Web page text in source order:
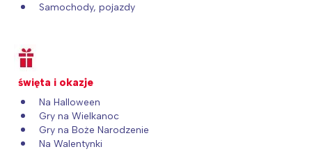
Samochody, pojazdy
święta i okazje
Na Halloween
Gry na Wielkanoc
Gry na Boże Narodzenie
Na Walentynki